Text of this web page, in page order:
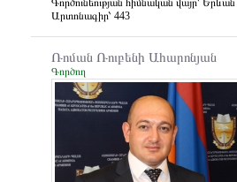
Գործունեության հիմնական վայր՝ Երևան
Արտոնագիր՝ 443
Ռոման Ռուբենի Ահարոնյան
Գործող